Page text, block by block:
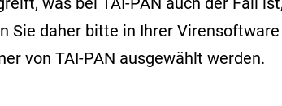
Sie daher bitte in Ihrer
von TAI-PAN ausgewählt werden.